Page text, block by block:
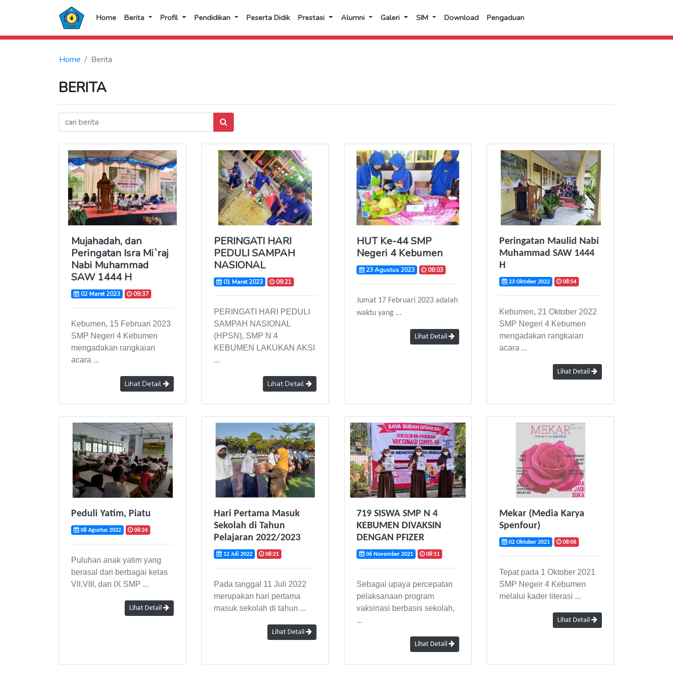
Home Berita Profil Pendidikan Peserta Didik Prestasi Alumni Galeri SIM Download Pengaduan
Home Berita
BERITA
Mujahadah, dan
Peringatan Isra Mi`raj
Nabi Muhammad
SAW 1444 H
02 Maret 2023 09:37
Kebumen, 15 Februari 2023
SMP Negeri 4 Kebumen
mengadakan rangkaian
acara ...
Lihat Detail
PERINGATI HARI
PEDULI SAMPAH
NASIONAL
01 Maret 2023 09:21
PERINGATI HARI PEDULI
SAMPAH NASIONAL
(HPSN), SMP N 4
KEBUMEN LAKUKAN AKSI
...
Lihat Detail
HUT Ke-44 SMP
Negeri 4 Kebumen
23 Agustus 2023 08:03
Jumat 17 Februari 2023 adalah
waktu yang ...
Lihat Detail
Peringatan Maulid Nabi
Muhammad SAW 1444
H
23 Oktober 2022 08:54
Kebumen, 21 Oktober 2022
SMP Negeri 4 Kebumen
mengadakan rangkaian
acara ...
Lihat Detail
Peduli Yatim, Piatu
08 Agustus 2022 08:24
Puluhan anak yatim yang
berasal dari berbagai kelas
VII,VIII, dan IX SMP ...
Lihat Detail
Hari Pertama Masuk
Sekolah di Tahun
Pelajaran 2022/2023
12 Juli 2022 08:21
Pada tanggal 11 Juli 2022
merupakan hari pertama
masuk sekolah di tahun ...
Lihat Detail
719 SISWA SMP N 4
KEBUMEN DIVAKSIN
DENGAN PFIZER
06 November 2021 08:11
Sebagai upaya percepatan
pelaksanaan program
vaksinasi berbasis sekolah,
...
Lihat Detail
Mekar (Media Karya
Spenfour)
02 Oktober 2021 08:06
Tepat pada 1 Oktober 2021
SMP Negeir 4 Kebumen
melalui kader literasi ...
Lihat Detail